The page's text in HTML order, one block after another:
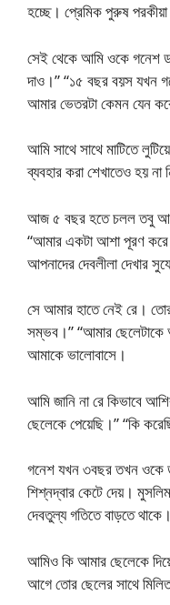
হচ্ছে। প্রেমিক পুরুষ পরকীয়া
সেই থেকে আমি ওকে গনেশ
দাও।” “১৫ বছর বয়স যখন
আমার ভেতরটা কেমন যেন
আমি সাথে সাথে মাটিতে
ব্যবহার করা শেখাতেও হয়
আজ ৫ বছর হতে চলল তবু
“আমার একটা আশা পূরণ করে
আপনাদের দেবলীলা দেখার
সে আমার হাতে নেই রে।
সম্ভব।” “আমার ছেলেটাকে
আমাকে ভালোবাসে।
আমি জানি না রে কিভাবে
ছেলেকে পেয়েছি।” “কি
গনেশ যখন ৩বছর তখন ওকে
শিশ্নদ্বার কেটে দেয়।
দেবতুল্য গতিতে বাড়তে থাকে।
আমিও কি আমার ছেলেকে
আগে তোর ছেলের সাথে মিলিত